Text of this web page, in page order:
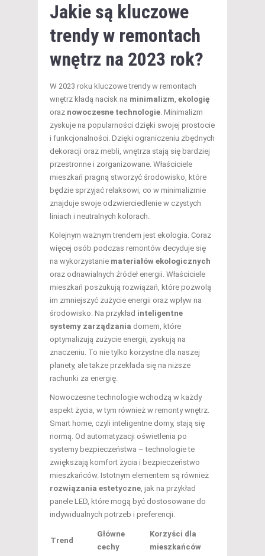
Jakie są kluczowe
trendy w remontach
wnętrz na 2023 rok?
W 2023 roku kluczowe trendy w remontach
wnętrz kładą nacisk na minimalizm, ekologię
oraz nowoczesne technologie. Minimalizm
zyskuje na popularności dzięki swojej prostocie
i funkcjonalności. Dzięki ograniczeniu zbędnych
dekoracji oraz mebli, wnętrza stają się bardziej
przestronne i zorganizowane. Właściciele
mieszkań pragną stworzyć środowisko, które
będzie sprzyjać relaksowi, co w minimalizmie
znajduje swoje odzwierciedlenie w czystych
liniach i neutralnych kolorach.
Kolejnym ważnym trendem jest ekologia. Coraz
więcej osób podczas remontów decyduje się
na wykorzystanie materiałów ekologicznych
oraz odnawialnych źródeł energii. Właściciele
mieszkań poszukują rozwiązań, które pozwolą
im zmniejszyć zużycie energii oraz wpływ na
środowisko. Na przykład inteligentne
systemy zarządzania domem, które
optymalizują zużycie energii, zyskują na
znaczeniu. To nie tylko korzystne dla naszej
planety, ale także przekłada się na niższe
rachunki za energię.
Nowoczesne technologie wchodzą w każdy
aspekt życia, w tym również w remonty wnętrz.
Smart home, czyli inteligentne domy, stają się
normą. Od automatyzacji oświetlenia po
systemy bezpieczeństwa – technologie te
zwiększają komfort życia i bezpieczeństwo
mieszkańców. Istotnym elementem są również
rozwiązania estetyczne, jak na przykład
panele LED, które mogą być dostosowane do
indywidualnych potrzeb i preferencji.
Trend
Główne
cechy
Korzyści dla
mieszkańców